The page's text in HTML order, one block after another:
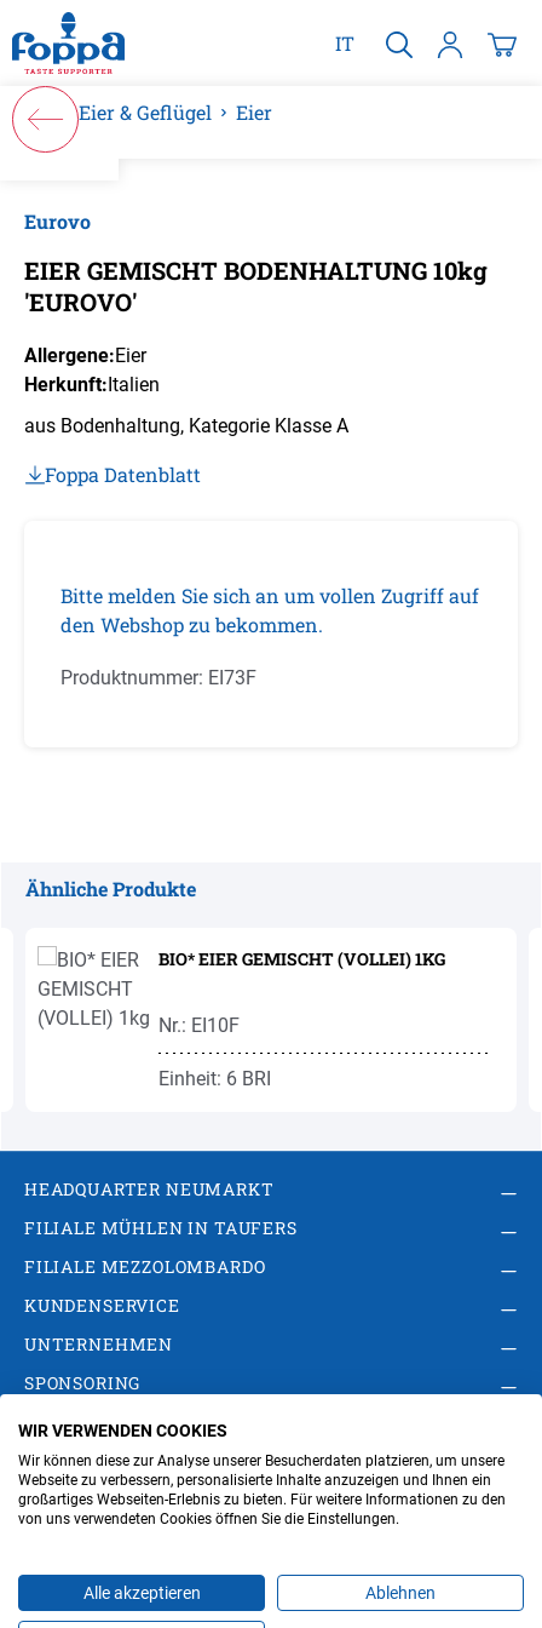
springen
IT
Eier & Geflügel Eier
Eurovo
EIER GEMISCHT BODENHALTUNG 10kg
'EUROVO'
Allergene:Eier
Herkunft:Italien
aus Bodenhaltung, Kategorie Klasse A
Foppa Datenblatt
Bitte melden Sie sich an um vollen Zugriff auf
den Webshop zu bekommen.
Produktnummer: EI73F
Ähnliche Produkte
BIO* EIER GEMISCHT (VOLLEI) 1KG
Nr.: EI10F
Einheit: 6 BRI
HEADQUARTER NEUMARKT
FILIALE MÜHLEN IN TAUFERS
FILIALE MEZZOLOMBARDO
KUNDENSERVICE
UNTERNEHMEN
SPONSORING
AGB Privacy Policy
Impressum
Cookie-Einstellungen ändern
Verwaltung
WIR VERWENDEN COOKIES
Wir können diese zur Analyse unserer Besucherdaten platzieren, um unsere
Webseite zu verbessern, personalisierte Inhalte anzuzeigen und Ihnen ein
großartiges Webseiten-Erlebnis zu bieten. Für weitere Informationen zu den
von uns verwendeten Cookies öffnen Sie die Einstellungen.
Alle akzeptieren Ablehnen